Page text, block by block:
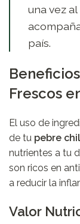
una vez
país.
Frescos
El uso de
de tu pebre
nutrientes a tu
son ricos en
a reducir la
Valor